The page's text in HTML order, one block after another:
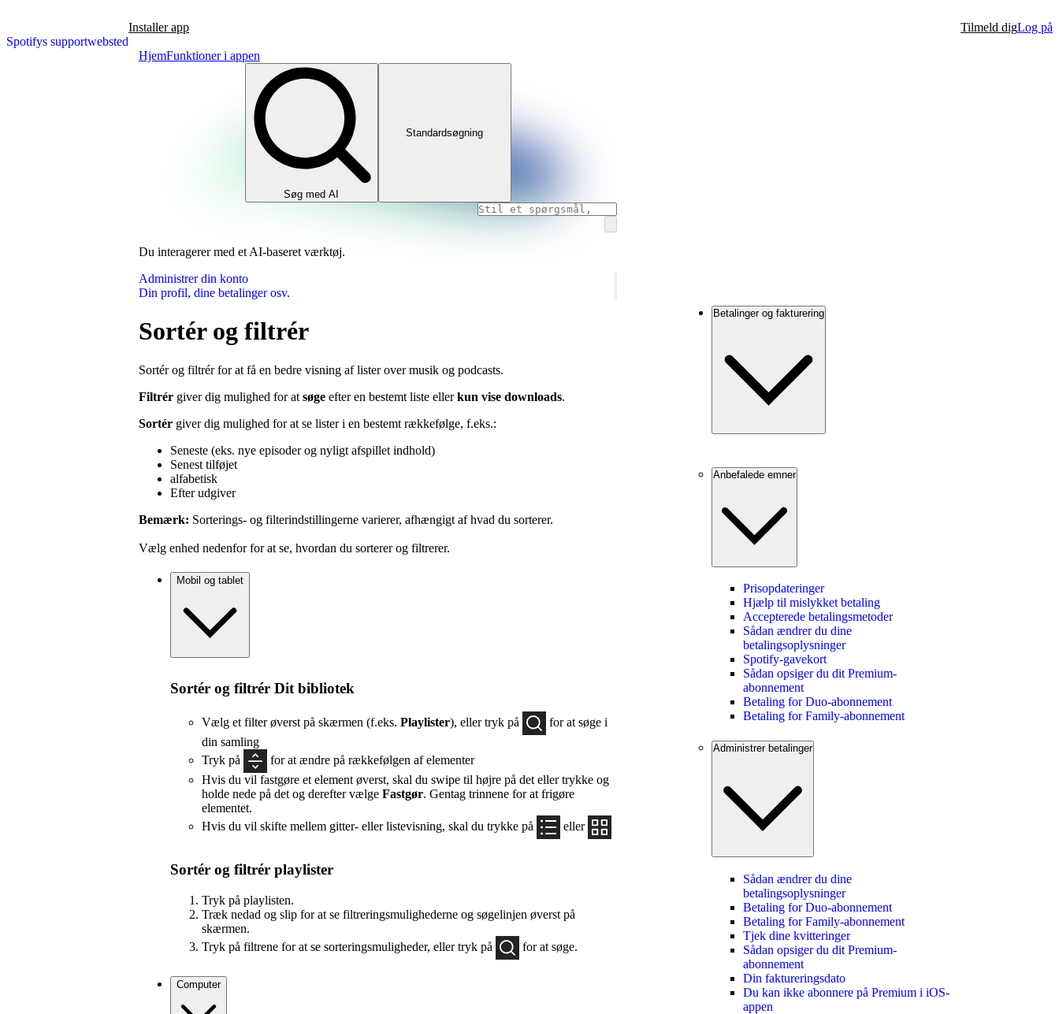
Spotifys supportwebsted
Installer app Tilmeld digLog på
HjemFunktioner i appen
Søg med AI
Standardsøgning
Du interagerer med et AI-baseret værktøj.
Administrer din konto
Din profil, dine betalinger osv.
Sortér og filtrér
Sortér og filtrér for at få en bedre visning af lister over musik og podcasts.
Filtrér giver dig mulighed for at søge efter en bestemt liste ellerkun vise downloads.
Sortér giver dig mulighed for at se lister i en bestemt rækkefølge, f.eks.:
Seneste (eks. nye episoder og nyligt afspillet indhold)
Senest tilføjet
alfabetisk
Efter udgiver
Bemærk: Sorterings- og filterindstillingerne varierer, afhængigt af hvad du sorterer.
Vælg enhed nedenfor for at se, hvordan du sorterer og filtrerer.
Mobil og tablet
Sortér og filtrér Dit bibliotek
Vælg et filter øverst på skærmen (f.eks. Playlister), eller tryk på
for at søge i
din samling
Tryk på
for at ændre på rækkefølgen af elementer
Hvis du vil fastgøre et element øverst, skal du swipe til højre på det eller trykke og
holde nede på det og derefter vælge Fastgør. Gentag trinnene for at frigøre
elementet.
Hvis du vil skifte mellem gitter- eller listevisning, skal du trykke på
eller
Sortér og filtrér playlister
Tryk på playlisten.
Træk nedad og slip for at se filtreringsmulighederne og søgelinjen øverst på
skærmen.
Tryk på filtrene for at se sorteringsmuligheder, eller tryk på
for at søge.
Computer
Betalinger og fakturering
Anbefalede emner
Prisopdateringer
Hjælp til mislykket betaling
Accepterede betalingsmetoder
Sådan ændrer du dine
betalingsoplysninger
Spotify-gavekort
Sådan opsiger du dit Premium-
abonnement
Betaling for Duo-abonnement
Betaling for Family-abonnement
Administrer betalinger
Sådan ændrer du dine
betalingsoplysninger
Betaling for Duo-abonnement
Betaling for Family-abonnement
Tjek dine kvitteringer
Sådan opsiger du dit Premium-
abonnement
Din faktureringsdato
Du kan ikke abonnere på Premium i iOS-
appen